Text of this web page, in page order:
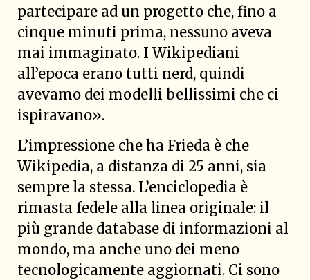
partecipare ad un progetto che, fino a
cinque minuti prima, nessuno aveva
mai immaginato. I Wikipediani
all’epoca erano tutti nerd, quindi
avevamo dei modelli bellissimi che ci
ispiravano».
L’impressione che ha Frieda è che
Wikipedia, a distanza di 25 anni, sia
sempre la stessa. L’enciclopedia è
rimasta fedele alla linea originale: il
più grande database di informazioni al
mondo, ma anche uno dei meno
tecnologicamente aggiornati. Ci sono